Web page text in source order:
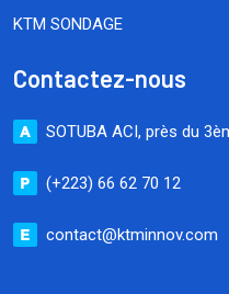
KTM SONDAGE
Contactez-nous
SOTUBA ACI, près du
(+223) 66 62 70 12
contact@ktminnov.com